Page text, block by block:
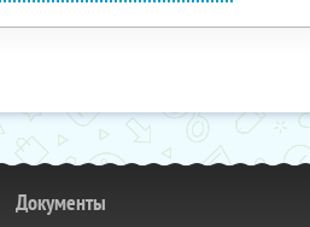
Документы